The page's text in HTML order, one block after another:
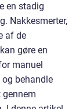
en stadig
Nakkesmerter,
af de
gøre en
manuel
behandle